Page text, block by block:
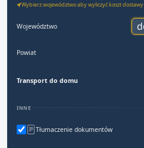
Wybierz województwo aby wyliczyć koszt dostawy
Województwo
Powiat
Transport do domu
INNE
Tłumaczenie dokumentów